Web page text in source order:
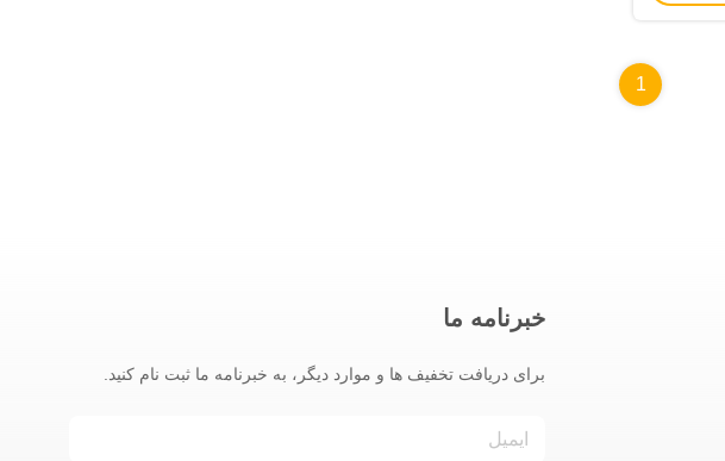
1
خبرنامه ما
برای دریافت تخفیف ها و موارد دیگر، به خبرنامه ما ثبت نام کنید.